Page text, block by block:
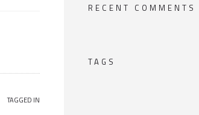
TAGGED IN
RECENT COMMENTS
TAGS